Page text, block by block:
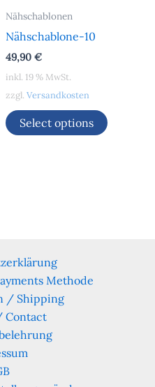
Nähschablonen
Nähschablone-10
49,90 €
inkl. 19 % MwSt.
zzgl. Versandkosten
Select options
Methode
/ Shipping
Contact